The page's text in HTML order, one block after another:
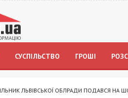
СУСПІЛЬСТВО ГРОШІ
ЛЬВІВСЬКОЇ ОБЛРАДИ ПОДАВСЯ НА